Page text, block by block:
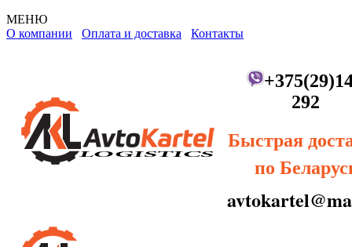
МЕНЮ
О компании Оплата и доставка Контакты
292
Быстрая
по